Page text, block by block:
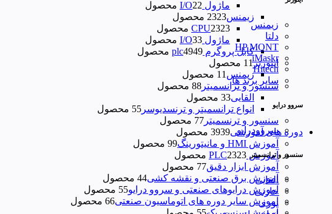
زیمنس
دلتا
HP MONT
iMaskr
Hitech
سایر برند ها
سروو درایو
سروودرایو
سنسور و ترانسمیتر
القایی
خازنی
نوری
ماژول I/O 22 محصول
زیمنس
2323 محصول
CPU2323 محصول
ماژول I/O
33 محصول
کابل پروگرم plc
4949 محصول
اینورتر
1 1 محصول
زیمنس
1 1 محصول
سنسور و ترانسمیتر
88 محصول
القایی 33 محصول
انواع ترانسمیتر و ترنسدیوسر
55 محصول
سنسور و ترنسمیتر
77 محصول
دوره های آموزشی
3939 محصول
آموزش HMI و مانیتورینگ
99 محصول
آموزش PLC
2323 محصول
آموزش ابزار دقیق 77 محصول
آموزش برق صنعتی و نقشه کشی 44 محصول
آموزش درایوهای صنعتی و سروو درایو 55 محصول
آموزش سایر دوره های اتوماسیون صنعتی 66 محصول